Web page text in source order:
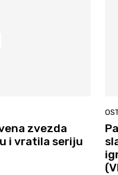
zvezda
i vratila seriju